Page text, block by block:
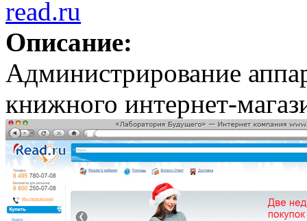
read.ru
Описание:
Администрирование
книжного интернет-